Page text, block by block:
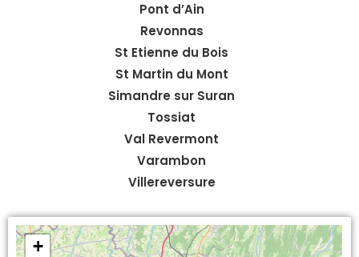
Pont d’Ain
Revonnas
St Etienne du Bois
St Martin du Mont
Simandre sur Suran
Tossiat
Val Revermont
Varambon
Villereversure
+